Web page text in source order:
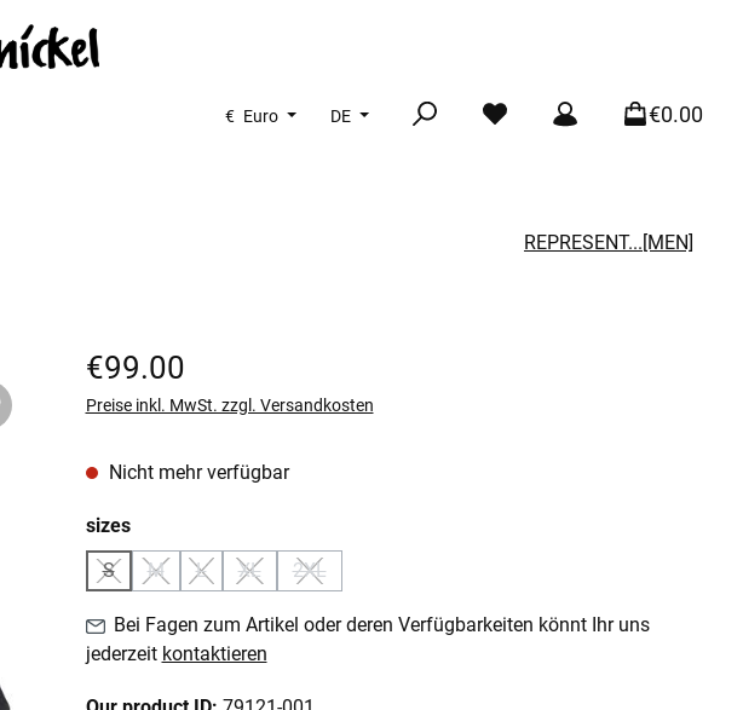
€ Euro DE €0.00
REPRESENT...[MEN]
Regulärer Preis:
€99.00
Preise inkl. MwSt. zzgl. Versandkosten
Nicht mehr verfügbar
sizesauswählen
S
(Diese Option ist zurzeit nicht verfügbar.)
M
(Diese Option ist zurzeit nicht verfügbar.)
L
(Diese Option ist zurzeit nicht verfügbar.)
XL
(Diese Option ist zurzeit nicht verfügbar.)
2XL
(Diese Option ist zurzeit nicht verfügbar.)
Bei Fagen zum Artikel oder deren Verfügbarkeiten könnt Ihr uns
jederzeit kontaktieren